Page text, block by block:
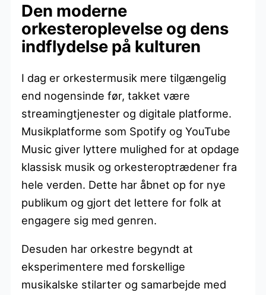
Den moderne
orkesteroplevelse og dens
indflydelse på kulturen
I dag er orkestermusik mere tilgængelig
end nogensinde før, takket være
streamingtjenester og digitale platforme.
Musikplatforme som Spotify og YouTube
Music giver lyttere mulighed for at opdage
klassisk musik og orkesteroptrædener fra
hele verden. Dette har åbnet op for nye
publikum og gjort det lettere for folk at
engagere sig med genren.
Desuden har orkestre begyndt at
eksperimentere med forskellige
musikalske stilarter og samarbejde med